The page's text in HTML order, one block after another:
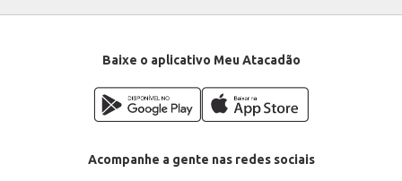
Baixe o aplicativo Meu Atacadão
Acompanhe a gente nas redes sociais